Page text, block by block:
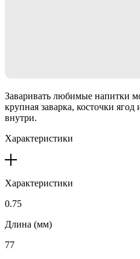
Заваривать любимые напитки
крупная заварка, косточки
внутри.
Характеристики
Характеристики
0.75
Длина (мм)
77